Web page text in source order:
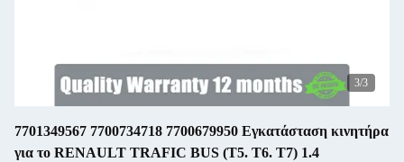
3/3
7701349567 7700734718 7700679950 Εγκατάσταση κινητήρα
για το RENAULT TRAFIC BUS (T5. T6. T7) 1.4